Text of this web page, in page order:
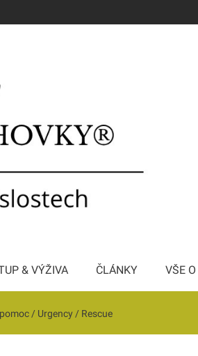
& VÝŽIVA ČLÁNKY VŠE
/ Urgency / Rescue